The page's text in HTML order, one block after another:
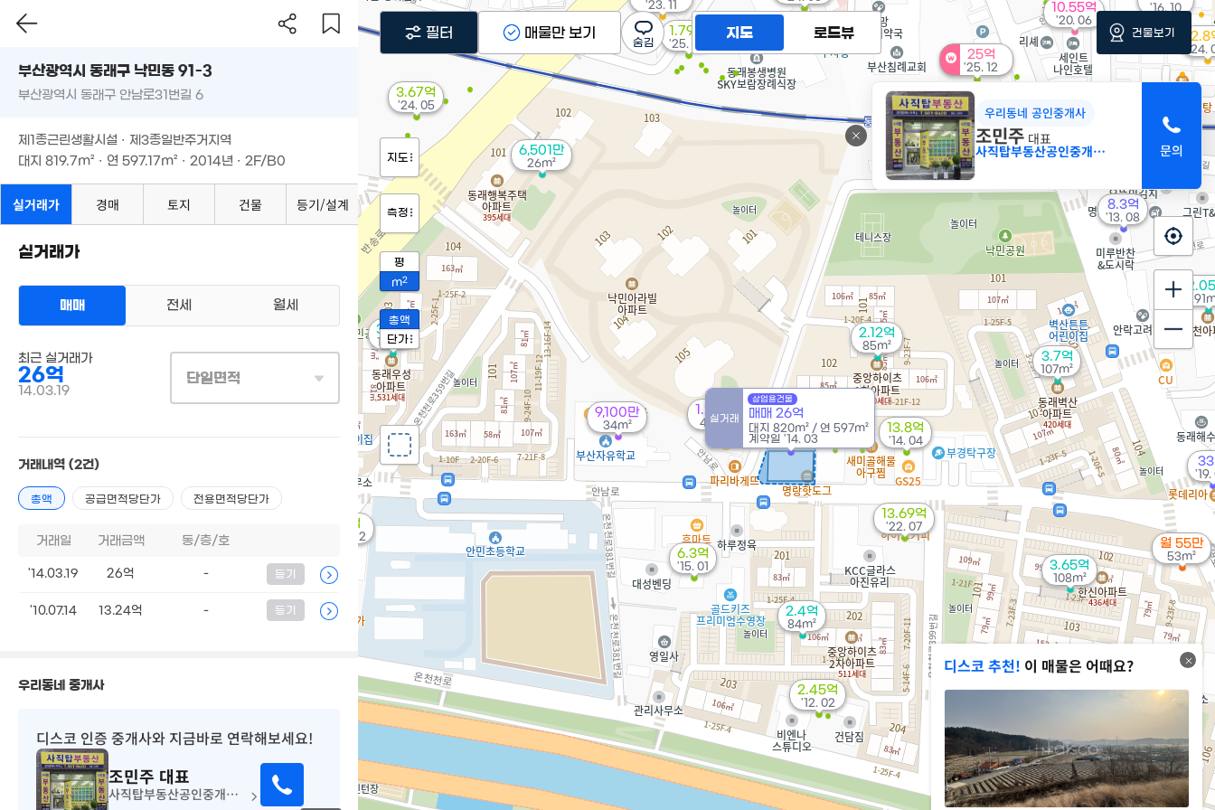
3.65억
108m²
3.15억
80m²
2.12억
85m²
3.7억
107m²
2.4억
84m²
3.2억
101m²
월 55만
53m²
25억
'25. 12
1.79억
'25. 03
3.67억
'24. 05
2.8
'24.
'23. 11
13.69억
'22. 07
9,100만
34m²
10.55억
'20. 06
6,501만
26m²
33
'19.
'16. 10
1.23억
45m²
6.3억
'15. 01
13.8억
'14. 04
실거래
상업용건물
매매 26억
대지 820m² / 연 597m²
계약일 '14. 03
8.3억
'13. 08
2.45억
'12. 02
8억
'10. 12
7.69억
'10. 06
10.8억
디스코 추천! 이 매물은 어때요?
우리동네 공인중개사
조민주 대표
사직탑부동산공인중개사사무소
지도 로드뷰
지도
측정
평
m2
총액
단가
필터 매물만 보기 건물보기
부산광역시 동래구 낙민동 91-3
부산광역시 동래구 안남로31번길 6
제1종근린생활시설 · 제3종일반주거지역
대지 819.7m² · 연 597.17m² · 2014년 · 2F/B0
실거래가 경매 토지 건물 등기/설계
실거래가
매매 전세 월세
최근 실거래가
26억
14.03.19
단일면적
거래내역 (2건)
총액 공급면적당단가 전용면적당단가
거래일 거래금액 동/층/호
'14.03.19 26억 - 등기
'10.07.14 13.24억 - 등기
우리동네 중개사
디스코 인증 중개사와 지금바로 연락해보세요!
조민주 대표
사직탑부동산공인중개사사무소